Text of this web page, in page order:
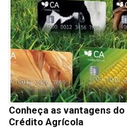
Conheça as vantagens
Crédito Agrícola